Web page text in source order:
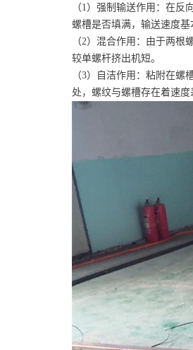
（1 ）强制输送作用： 在反
螺槽是否填满， 输送速度基
（2）混合作用： 由于两根
较单螺杆挤出机短。
（3）自洁作用： 粘附在螺
处， 螺纹与螺槽存在着速